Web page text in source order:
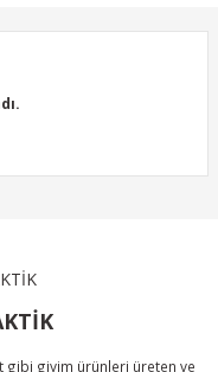
gibi giyim ürünleri üreten ve